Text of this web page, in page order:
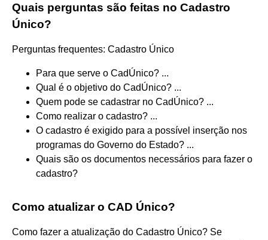
Quais perguntas são feitas no Cadastro
Único?
Perguntas frequentes: Cadastro Único
Para que serve o CadÚnico? ...
Qual é o objetivo do CadÚnico? ...
Quem pode se cadastrar no CadÚnico? ...
Como realizar o cadastro? ...
O cadastro é exigido para a possível inserção nos
programas do Governo do Estado? ...
Quais são os documentos necessários para fazer o
cadastro?
Como atualizar o CAD Único?
Como fazer a atualização do Cadastro Único? Se